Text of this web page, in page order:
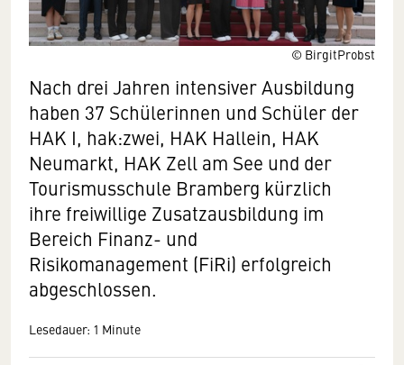
© BirgitProbst
Nach drei Jahren intensiver Ausbildung
haben 37 Schülerinnen und Schüler der
HAK I, hak:zwei, HAK Hallein, HAK
Neumarkt, HAK Zell am See und der
Tourismusschule Bramberg kürzlich
ihre freiwillige Zusatzausbildung im
Bereich Finanz- und
Risikomanagement (FiRi) erfolgreich
abgeschlossen.
Lesedauer: 1 Minute